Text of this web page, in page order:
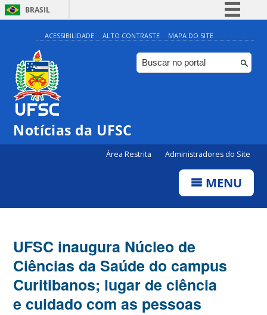
BRASIL
Simplifique!
Comunica BR
Participe
ACESSIBILIDADE ALTO CONTRASTE MAPA DO SITE
Notícias da UFSC
Área Restrita Administradores do Site
MENU
UFSC inaugura Núcleo de
Ciências da Saúde do campus
Curitibanos; lugar de ciência
e cuidado com as pessoas